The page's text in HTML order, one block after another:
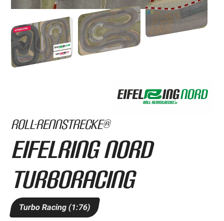
Roll-Rennstrecke®
Eifelring Nord
TurboRacing
Turbo Racing (1:76)